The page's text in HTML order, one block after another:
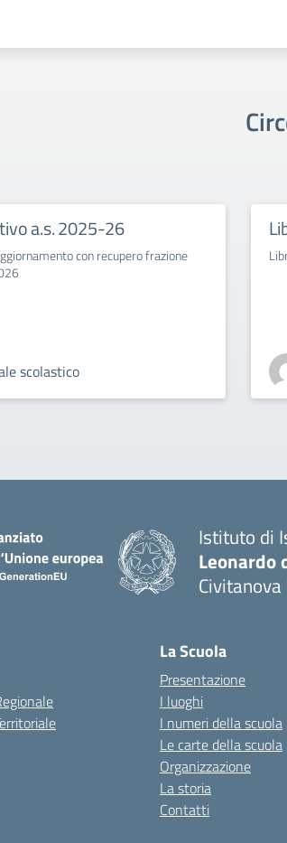
a.s. 2025-26
con recupero frazione
scolastico
Istituto di
Leonardo
La Scuola
Presentazione
I luoghi
I numeri della scuola
Le carte della scuola
Organizzazione
La storia
Contatti